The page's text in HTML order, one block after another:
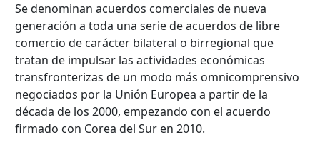
Se denominan acuerdos comerciales de nueva
generación a toda una serie de acuerdos de libre
comercio de carácter bilateral o birregional que
tratan de impulsar las actividades económicas
transfronterizas de un modo más omnicomprensivo
negociados por la Unión Europea a partir de la
década de los 2000, empezando con el acuerdo
firmado con Corea del Sur en 2010.